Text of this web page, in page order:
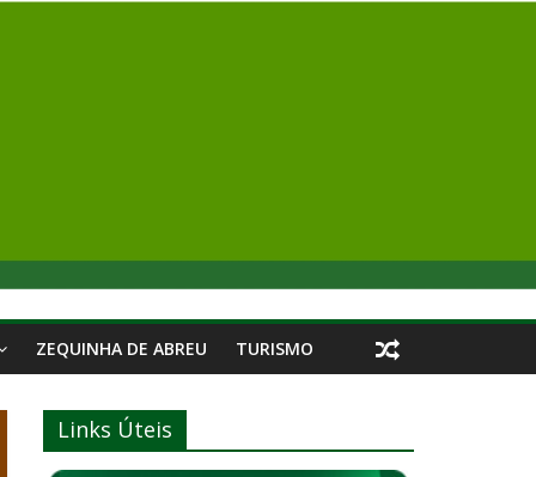
ZEQUINHA DE ABREU TURISMO
Links Úteis